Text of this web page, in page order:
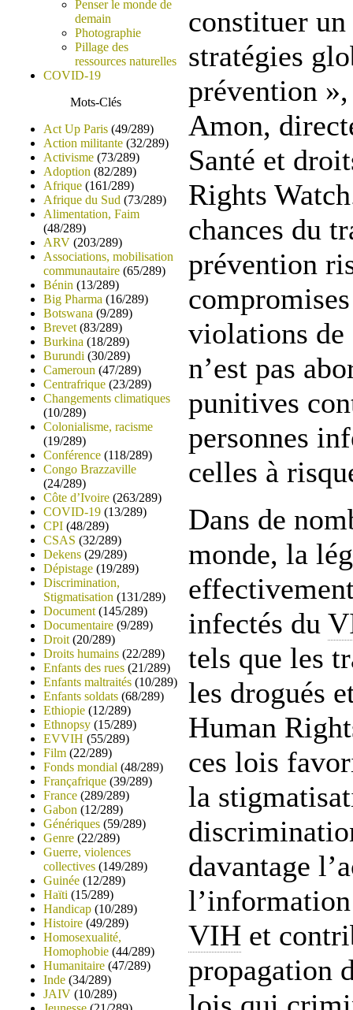
Penser le monde de
demain
Photographie
Pillage des
ressources naturelles
COVID-19
Mots-Clés
Act Up Paris (49/289)
Action militante (32/289)
Activisme (73/289)
Adoption (82/289)
Afrique (161/289)
Afrique du Sud (73/289)
Alimentation, Faim
(48/289)
ARV (203/289)
Associations, mobilisation
communautaire (65/289)
Bénin (13/289)
Big Pharma (16/289)
Botswana (9/289)
Brevet (83/289)
Burkina (18/289)
Burundi (30/289)
Cameroun (47/289)
Centrafrique (23/289)
Changements climatiques
(10/289)
Colonialisme, racisme
(19/289)
Conférence (118/289)
Congo Brazzaville
(24/289)
Côte d’Ivoire (263/289)
COVID-19 (13/289)
CPI (48/289)
CSAS (32/289)
Dekens (29/289)
Dépistage (19/289)
Discrimination,
Stigmatisation (131/289)
Document (145/289)
Documentaire (9/289)
Droit (20/289)
Droits humains (22/289)
Enfants des rues (21/289)
Enfants maltraités (10/289)
Enfants soldats (68/289)
Ethiopie (12/289)
Ethnopsy (15/289)
EVVIH (55/289)
Film (22/289)
Fonds mondial (48/289)
Françafrique (39/289)
France (289/289)
Gabon (12/289)
Génériques (59/289)
Genre (22/289)
Guerre, violences
collectives (149/289)
Guinée (12/289)
Haïti (15/289)
Handicap (10/289)
Histoire (49/289)
Homosexualité,
Homophobie (44/289)
Humanitaire (47/289)
Inde (34/289)
JAIV (10/289)
constituer
stratégies
prévention
Amon,
Santé et
Rights
chances du
prévention
violations de
n’est pas
punitives
personnes
celles à
Dans de
monde, la
infectés du
tels que les
les drogués
Human
ces lois
la
davantage
VIH et
propagation